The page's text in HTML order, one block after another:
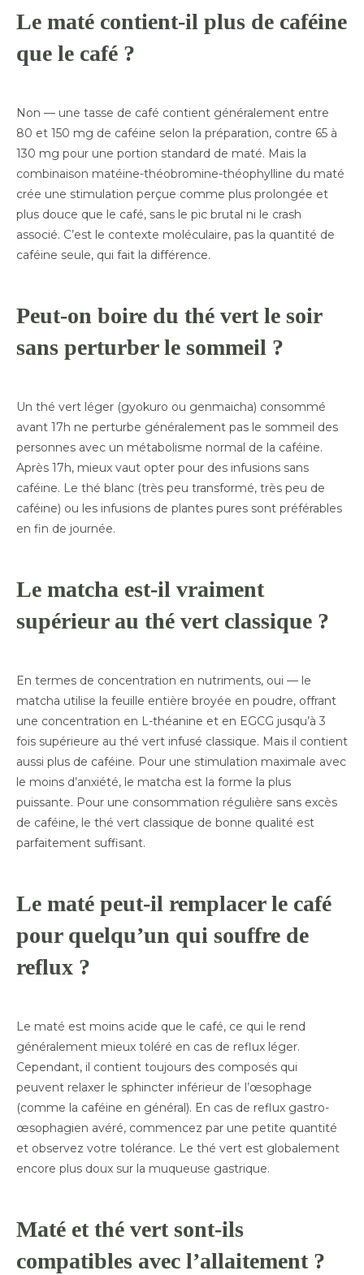
Le maté contient-il plus de caféine
que le café ?
Non — une tasse de café contient généralement entre
80 et 150 mg de caféine selon la préparation, contre 65 à
130 mg pour une portion standard de maté. Mais la
combinaison matéine-théobromine-théophylline du maté
crée une stimulation perçue comme plus prolongée et
plus douce que le café, sans le pic brutal ni le crash
associé. C’est le contexte moléculaire, pas la quantité de
caféine seule, qui fait la différence.
Peut-on boire du thé vert le soir
sans perturber le sommeil ?
Un thé vert léger (gyokuro ou genmaicha) consommé
avant 17h ne perturbe généralement pas le sommeil des
personnes avec un métabolisme normal de la caféine.
Après 17h, mieux vaut opter pour des infusions sans
caféine. Le thé blanc (très peu transformé, très peu de
caféine) ou les infusions de plantes pures sont préférables
en fin de journée.
Le matcha est-il vraiment
supérieur au thé vert classique ?
En termes de concentration en nutriments, oui — le
matcha utilise la feuille entière broyée en poudre, offrant
une concentration en L-théanine et en EGCG jusqu’à 3
fois supérieure au thé vert infusé classique. Mais il contient
aussi plus de caféine. Pour une stimulation maximale avec
le moins d’anxiété, le matcha est la forme la plus
puissante. Pour une consommation régulière sans excès
de caféine, le thé vert classique de bonne qualité est
parfaitement suffisant.
Le maté peut-il remplacer le café
pour quelqu’un qui souffre de
reflux ?
Le maté est moins acide que le café, ce qui le rend
généralement mieux toléré en cas de reflux léger.
Cependant, il contient toujours des composés qui
peuvent relaxer le sphincter inférieur de l’œsophage
(comme la caféine en général). En cas de reflux gastro-
œsophagien avéré, commencez par une petite quantité
et observez votre tolérance. Le thé vert est globalement
encore plus doux sur la muqueuse gastrique.
Maté et thé vert sont-ils
compatibles avec l’allaitement ?